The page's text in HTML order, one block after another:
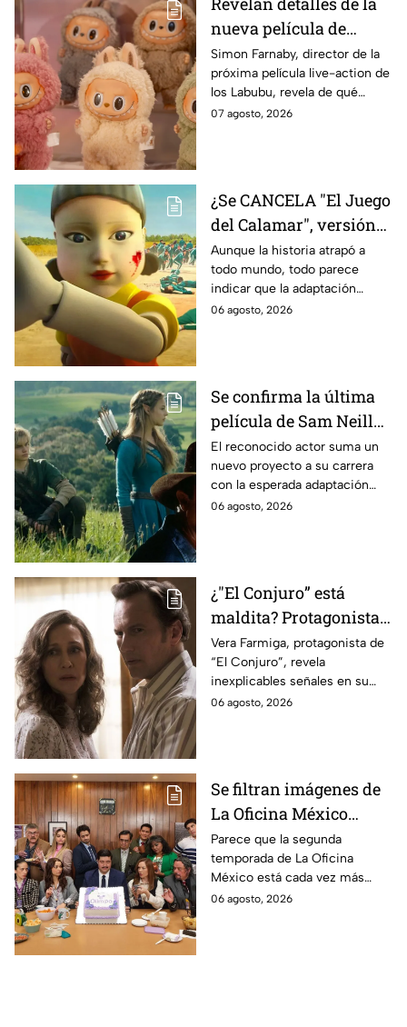
nueva película de
Labubu: de qué tratará
y cuándo se estrena
Simon Farnaby, director de la
próxima película live-action de
los Labubu, revela de qué
tratará la cinta. Aquí te
07 agosto, 2026
¿Se CANCELA "El Juego
del Calamar", versión
Estados Unidos? Esto
es lo que se sabe al
momento
Aunque la historia atrapó a
todo mundo, todo parece
indicar que la adaptación
podría ser cancelada:
06 agosto, 2026
Se confirma la última
película de Sam Neill
antes de morir: esto es
lo que se sabe hasta
ahora
El reconocido actor suma un
nuevo proyecto a su carrera
con la esperada adaptación
cinematográfica del popular
06 agosto, 2026
¿"El Conjuro” está
maldita? Protagonista
revela INQUIETANTES
señales en su cuerpo
durante la grabación de
la película
Vera Farmiga, protagonista de
“El Conjuro”, revela
inexplicables señales en su
cuerpo durante el rodaje de la
06 agosto, 2026
Se filtran imágenes de
La Oficina México
temporada 2 y un
detalle desata teorías
entre los fans
Parece que la segunda
temporada de La Oficina
México está cada vez más
cerca, pues el elenco ya se
06 agosto, 2026